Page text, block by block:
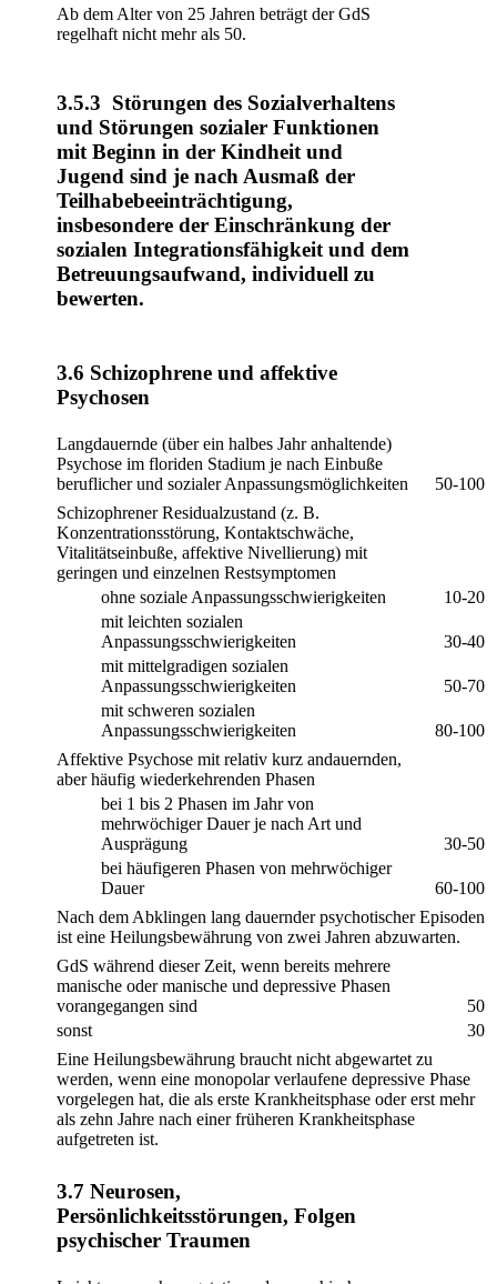
Ab dem Alter von 25 Jahren beträgt der GdS
regelhaft nicht mehr als 50.
3.5.3 Störungen des Sozialverhaltens
und Störungen sozialer Funktionen
mit Beginn in der Kindheit und
Jugend sind je nach Ausmaß der
Teilhabebeeinträchtigung,
insbesondere der Einschränkung der
sozialen Integrationsfähigkeit und dem
Betreuungsaufwand, individuell zu
bewerten.
3.6 Schizophrene und affektive
Psychosen
Langdauernde (über ein halbes Jahr anhaltende)
Psychose im floriden Stadium je nach Einbuße
beruflicher und sozialer Anpassungsmöglichkeiten
50-100
Schizophrener Residualzustand (z. B.
Konzentrationsstörung, Kontaktschwäche,
Vitalitätseinbuße, affektive Nivellierung) mit
geringen und einzelnen Restsymptomen
ohne soziale Anpassungsschwierigkeiten
10-20
mit leichten sozialen
Anpassungsschwierigkeiten
30-40
mit mittelgradigen sozialen
Anpassungsschwierigkeiten
50-70
mit schweren sozialen
Anpassungsschwierigkeiten
80-100
Affektive Psychose mit relativ kurz andauernden,
aber häufig wiederkehrenden Phasen
bei 1 bis 2 Phasen im Jahr von
mehrwöchiger Dauer je nach Art und
Ausprägung
30-50
bei häufigeren Phasen von mehrwöchiger
Dauer
60-100
Nach dem Abklingen lang dauernder psychotischer Episoden
ist eine Heilungsbewährung von zwei Jahren abzuwarten.
GdS während dieser Zeit, wenn bereits mehrere
manische oder manische und depressive Phasen
vorangegangen sind
50
sonst
30
Eine Heilungsbewährung braucht nicht abgewartet zu
werden, wenn eine monopolar verlaufene depressive Phase
vorgelegen hat, die als erste Krankheitsphase oder erst mehr
als zehn Jahre nach einer früheren Krankheitsphase
aufgetreten ist.
3.7 Neurosen,
Persönlichkeitsstörungen, Folgen
psychischer Traumen